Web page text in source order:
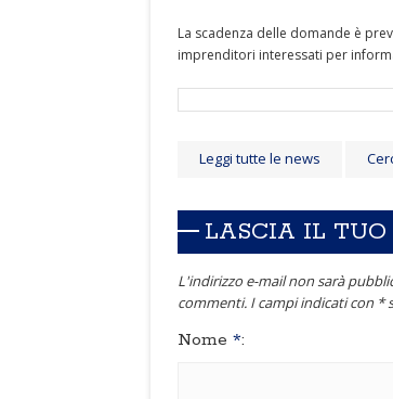
La scadenza delle domande è
imprenditori interessati per
Leggi tutte le news
LASCIA IL TUO
L'indirizzo e-mail non sarà
commenti. I campi indicati con *
Nome *: